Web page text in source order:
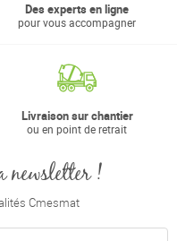
Des experts en ligne
pour vous accompagner
Livraison sur chantier
ou en point de retrait
newsletter !
Cmesmat